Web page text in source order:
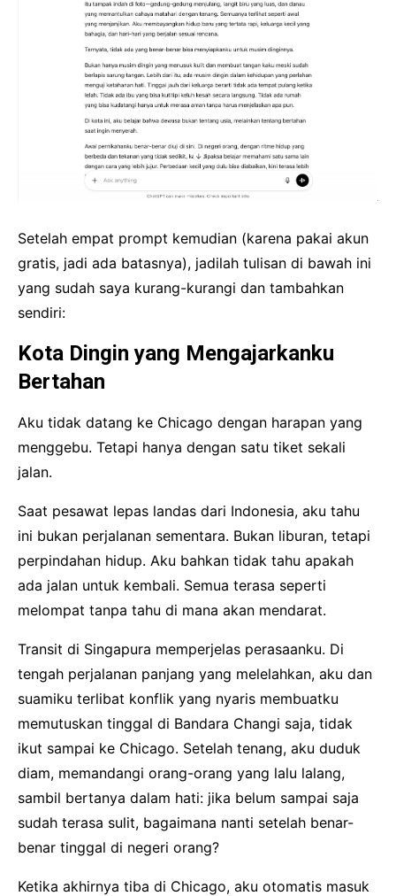
Setelah empat prompt kemudian (karena pakai akun
gratis, jadi ada batasnya), jadilah tulisan di bawah ini
yang sudah saya kurang-kurangi dan tambahkan
sendiri:
Kota Dingin yang Mengajarkanku
Bertahan
Aku tidak datang ke Chicago dengan harapan yang
menggebu. Tetapi hanya dengan satu tiket sekali
jalan.
Saat pesawat lepas landas dari Indonesia, aku tahu
ini bukan perjalanan sementara. Bukan liburan, tetapi
perpindahan hidup. Aku bahkan tidak tahu apakah
ada jalan untuk kembali. Semua terasa seperti
melompat tanpa tahu di mana akan mendarat.
Transit di Singapura memperjelas perasaanku. Di
tengah perjalanan panjang yang melelahkan, aku dan
suamiku terlibat konflik yang nyaris membuatku
memutuskan tinggal di Bandara Changi saja, tidak
ikut sampai ke Chicago. Setelah tenang, aku duduk
diam, memandangi orang-orang yang lalu lalang,
sambil bertanya dalam hati: jika belum sampai saja
sudah terasa sulit, bagaimana nanti setelah benar-
benar tinggal di negeri orang?
Ketika akhirnya tiba di Chicago, aku otomatis masuk